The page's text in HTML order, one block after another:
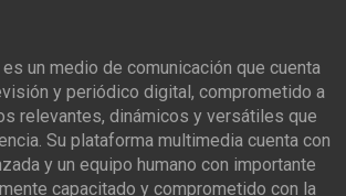
un medio de comunicación que cuenta
y periódico digital, comprometido a
relevantes, dinámicos y versátiles que
Su plataforma multimedia cuenta con
y un equipo humano con importante
capacitado y comprometido con la